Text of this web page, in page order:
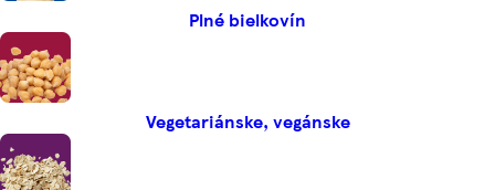
Plné bielkovín
Vegetariánske, vegánske